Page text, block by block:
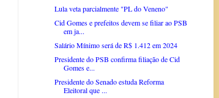
Lula veta parcialmente "PL do Veneno"
Cid Gomes e prefeitos devem se filiar ao PSB
em ja...
Salário Mínimo será de R$ 1.412 em 2024
Presidente do PSB confirma filiação de Cid
Gomes e...
Presidente do Senado estuda Reforma
Eleitoral que ...